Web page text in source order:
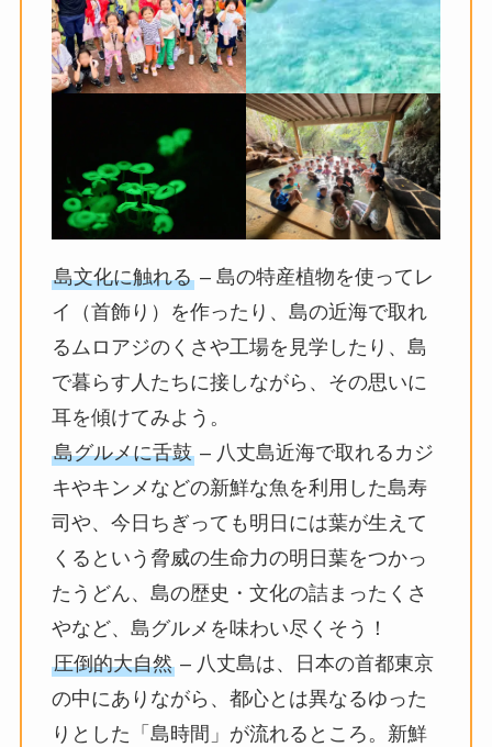
島文化に触れる– 島の特産植物を使ってレ
イ（首飾り）を作ったり、島の近海で取れ
るムロアジのくさや工場を見学したり、島
で暮らす人たちに接しながら、その思いに
耳を傾けてみよう。
島グルメに舌鼓– 八丈島近海で取れるカジ
キやキンメなどの新鮮な魚を利用した島寿
司や、今日ちぎっても明日には葉が生えて
くるという脅威の生命力の明日葉をつかっ
たうどん、島の歴史・文化の詰まったくさ
やなど、島グルメを味わい尽くそう！
圧倒的大自然– 八丈島は、日本の首都東京
の中にありながら、都心とは異なるゆった
りとした「島時間」が流れるところ。新鮮